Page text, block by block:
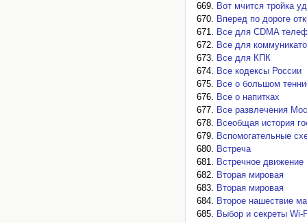
Вот мчится тройка
Вперед по дороге
Все для CDMA
Все для
Все для КПК
Все кодексы России
Все о большом
Все о напитках
Все развлечения
Всеобщая история
Вспомогательные
Встреча
Встречное движение
Вторая мировая
Вторая мировая
Второе нашествие
Выбор и секреты Wi-